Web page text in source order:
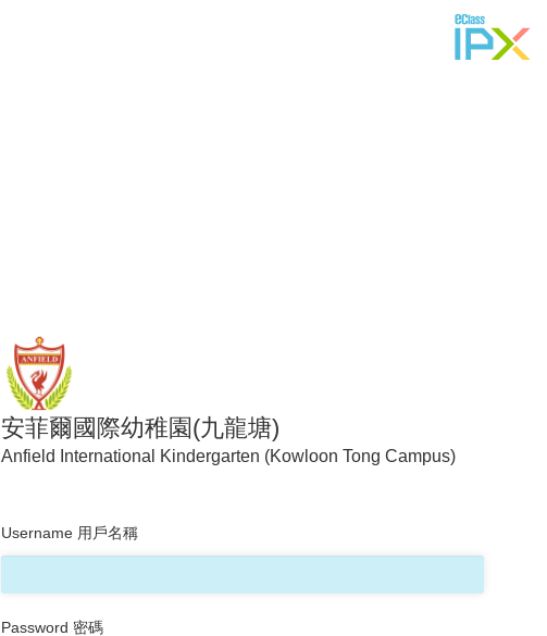
安菲爾國際幼稚園(九龍塘)
Anfield International Kindergarten (Kowloon Tong Campus)
Username 用戶名稱
Password 密碼